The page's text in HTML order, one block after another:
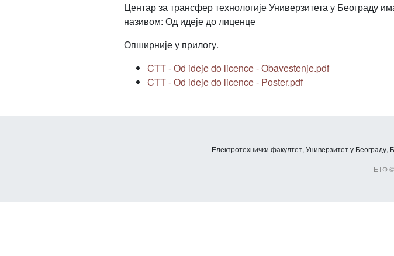
Центар за трансфер технологије Универзитета у Београду
називом: Од идеје до лиценце
Опширније у прилогу.
CTT - Od ideje do licence - Obavestenje.pdf
CTT - Od ideje do licence - Poster.pdf
Електротехнички факултет, Универзитет у
ЕТФ